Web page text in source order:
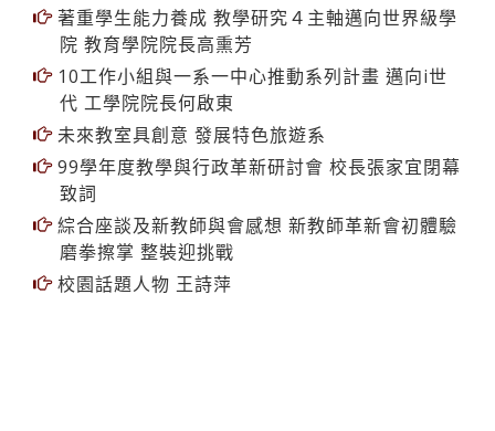
著重學生能力養成 教學研究４主軸邁向世界級學
院 教育學院院長高熏芳
10工作小組與一系一中心推動系列計畫 邁向i世
代 工學院院長何啟東
未來教室具創意 發展特色旅遊系
99學年度教學與行政革新研討會 校長張家宜閉幕
致詞
綜合座談及新教師與會感想 新教師革新會初體驗
磨拳擦掌 整裝迎挑戰
校園話題人物 王詩萍